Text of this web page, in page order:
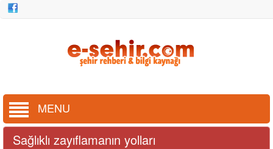
MENU
Sağlıklı zayıflamanın yolları